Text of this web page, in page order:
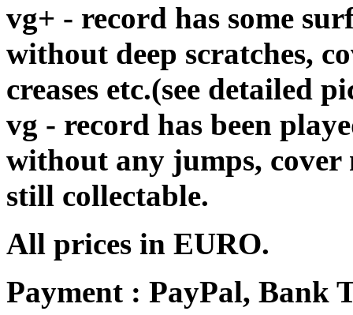
vg+ - record has some
without deep scratches,
creases etc.(see detailed
vg - record has been
without any jumps, cover
still collectable.
All prices in EURO.
Payment : PayPal, Bank